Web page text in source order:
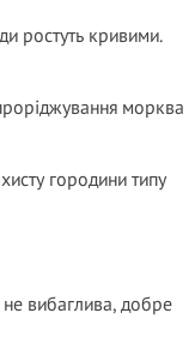
ростуть кривими.
морква
городини типу
не вибаглива, добре